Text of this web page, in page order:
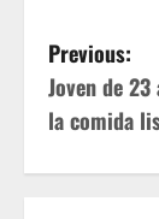
P
o
s
Previous:
Joven de
la comida